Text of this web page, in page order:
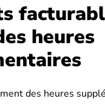
heures
des heures